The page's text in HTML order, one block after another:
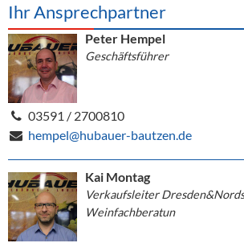
Ihr Ansprechpartner
Peter Hempel
Geschäftsführer
03591 / 2700810
hempel@hubauer-bautzen.de
Kai Montag
Verkaufsleiter
Weinfachberatun